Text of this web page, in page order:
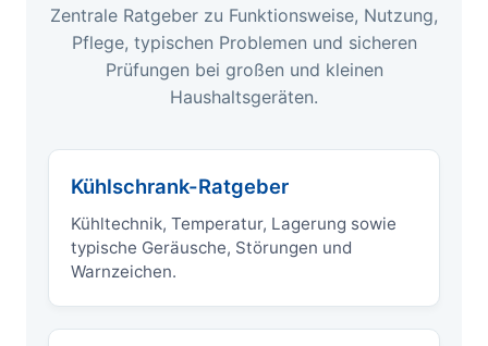
Zentrale Ratgeber zu Funktionsweise, Nutzung,
Pflege, typischen Problemen und sicheren
Prüfungen bei großen und kleinen
Haushaltsgeräten.
Kühlschrank-Ratgeber
Kühltechnik, Temperatur, Lagerung sowie
typische Geräusche, Störungen und
Warnzeichen.